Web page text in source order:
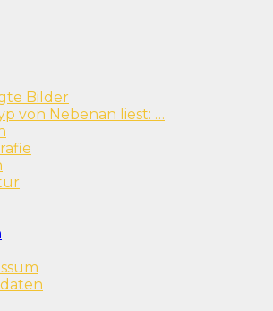
Bilder
von Nebenan liest: …